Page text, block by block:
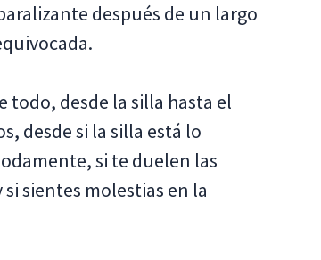
después de un largo
desde la silla hasta el
desde si la silla está lo
si te duelen las
sientes molestias en la